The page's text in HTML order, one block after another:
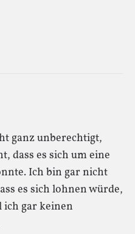
ganz unberechtigt,
dass es sich um eine
Ich bin gar nicht
es sich lohnen würde,
ich gar keinen